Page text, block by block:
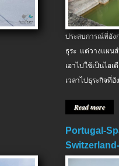
ประสบการณ์ที่อัง
ธุระ แต่วางแผน
เอาไปใช้เป็นไอ
เวลาไปธุระกิจที่อั
Read more
Portugal-